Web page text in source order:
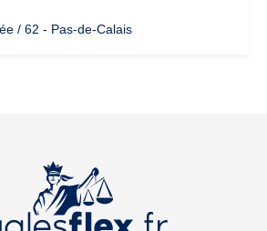
/ 62 - Pas-de-Calais